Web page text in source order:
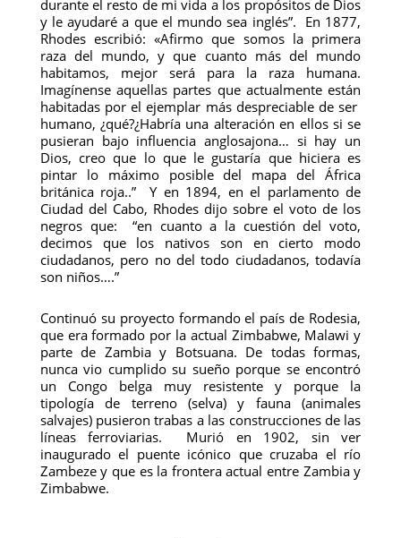
durante el resto de mi vida a los propósitos de Dios
y le ayudaré a que el mundo sea inglés”. En 1877,
Rhodes escribió: «Afirmo que somos la primera
raza del mundo, y que cuanto más del mundo
habitamos, mejor será para la raza humana.
Imagínense aquellas partes que actualmente están
habitadas por el ejemplar más despreciable de ser
humano, ¿qué?¿Habría una alteración en ellos si se
pusieran bajo influencia anglosajona… si hay un
Dios, creo que lo que le gustaría que hiciera es
pintar lo máximo posible del mapa del África
británica roja..” Y en 1894, en el parlamento de
Ciudad del Cabo, Rhodes dijo sobre el voto de los
negros que: “en cuanto a la cuestión del voto,
decimos que los nativos son en cierto modo
ciudadanos, pero no del todo ciudadanos, todavía
son niños….”
Continuó su proyecto formando el país de Rodesia,
que era formado por la actual Zimbabwe, Malawi y
parte de Zambia y Botsuana. De todas formas,
nunca vio cumplido su sueño porque se encontró
un Congo belga muy resistente y porque la
tipología de terreno (selva) y fauna (animales
salvajes) pusieron trabas a las construcciones de las
líneas ferroviarias. Murió en 1902, sin ver
inaugurado el puente icónico que cruzaba el río
Zambeze y que es la frontera actual entre Zambia y
Zimbabwe.